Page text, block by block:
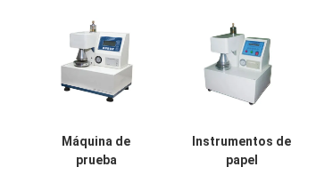
Máquina de
prueba
Instrumentos de
papel